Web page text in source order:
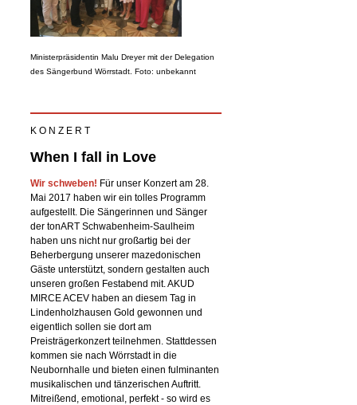
Ministerpräsidentin Malu Dreyer mit der Delegation
des Sängerbund Wörrstadt. Foto: unbekannt
K O N Z E R T
When I fall in Love
Wir schweben! Für unser Konzert am 28.
Mai 2017 haben wir ein tolles Programm
aufgestellt. Die Sängerinnen und Sänger
der tonART Schwabenheim-Saulheim
haben uns nicht nur großartig bei der
Beherbergung unserer mazedonischen
Gäste unterstützt, sondern gestalten auch
unseren großen Festabend mit. AKUD
MIRCE ACEV haben an diesem Tag in
Lindenholzhausen Gold gewonnen und
eigentlich sollen sie dort am
Preisträgerkonzert teilnehmen. Stattdessen
kommen sie nach Wörrstadt in die
Neubornhalle und bieten einen fulminanten
musikalischen und tänzerischen Auftritt.
Mitreißend, emotional, perfekt - so wird es